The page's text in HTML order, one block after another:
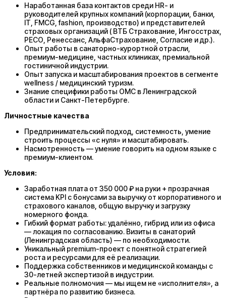
Наработанная база контактов среди HR- и
руководителей крупных компаний (корпорации, банки,
IT, FMCG, fashion, производство) и представителей
страховых организаций ( ВТБ Страхование, Ингосстрах,
РЕСО, Ренессанс, АльфаСтрахование, Согласие и др.).
Опыт работы в санаторно-курортной отрасли,
премиум-медицине, частных клиниках, премиальной
гостиничной индустрии.
Опыт запуска и масштабирования проектов в сегменте
wellness / медицинский туризм.
Знание специфики работы ОМС в Ленинградской
области и Санкт-Петербурге.
Личностные качества
Предпринимательский подход, системность, умение
строить процессы «с нуля» и масштабировать.
Насмотренность — умение говорить на одном языке с
премиум-клиентом.
Условия:
Заработная плата от 350 000 ₽ на руки + прозрачная
система KPI с бонусами за выручку от корпоративного и
страхового каналов, общую выручку и загрузку
номерного фонда.
Гибкий формат работы: удалённо, гибрид или из офиса
— локация по согласованию. Визиты в санаторий
(Ленинградская область) — по необходимости.
Уникальный premium-проект с понятной стратегией
роста и ресурсами для её реализации.
Поддержка собственников и медицинской команды с
30-летней экспертизой в индустрии.
Реальные полномочия — мы ищем не «исполнителя», а
партнёра по развитию бизнеса.